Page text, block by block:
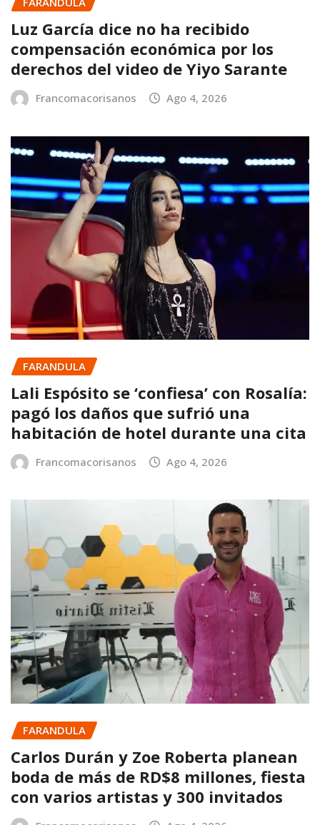
Luz García dice no ha recibido
compensación económica por los
derechos del video de Yiyo Sarante
Francomacorisanos Ago 4, 2026
FARANDULA
Lali Espósito se ‘confiesa’ con Rosalía:
pagó los daños que sufrió una
habitación de hotel durante una cita
Francomacorisanos Ago 4, 2026
FARANDULA
Carlos Durán y Zoe Roberta planean
boda de más de RD$8 millones, fiesta
con varios artistas y 300 invitados